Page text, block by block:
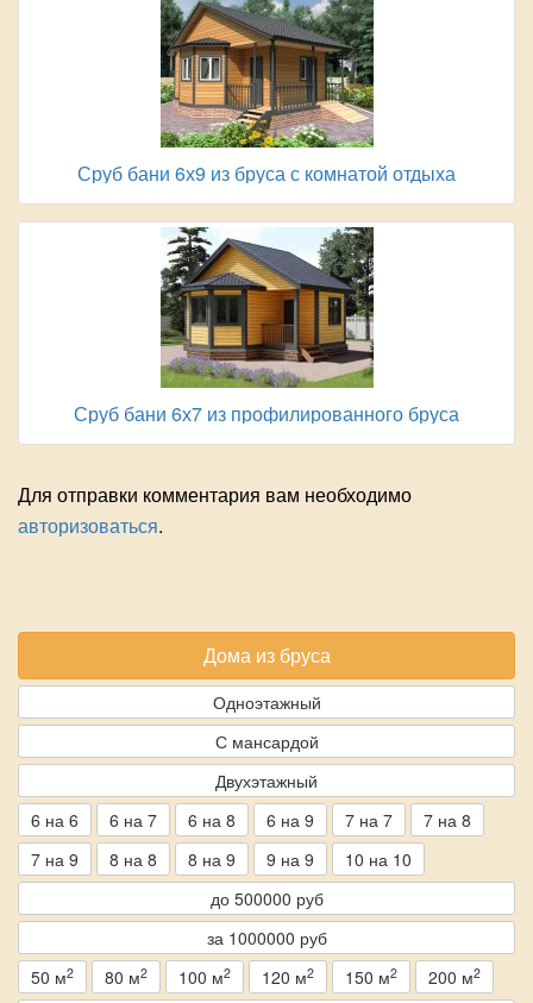
Сруб бани 6х9 из бруса с комнатой отдыха
Сруб бани 6х7 из профилированного бруса
Для отправки комментария вам необходимо
авторизоваться.
Дома из бруса
Одноэтажный
С мансардой
Двухэтажный
6 на 6
6 на 7 6 на 8 6 на 9 7 на 7
7 на 8
7 на 9
8 на 8 8 на 9 9 на 9
10 на 10
до 500000 руб
за 1000000 руб
50 м2 80 м2 100 м2 120 м2 150 м2 200 м2